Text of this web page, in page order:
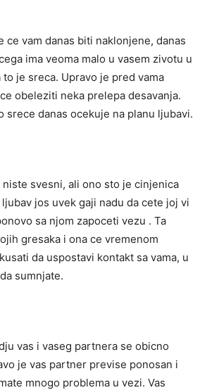
ce vam danas biti naklonjene, danas
ima veoma malo u vasem zivotu u
je sreca. Upravo je pred vama
obeleziti neka prelepa desavanja.
srece danas ocekuje na planu ljubavi.
svesni, ali ono sto je cinjenica
jos uvek gaji nadu da cete joj vi
sa njom zapoceti vezu . Ta
gresaka i ona ce vremenom
da uspostavi kontakt sa vama, u
sumnjate.
vas i vaseg partnera se obicno
je vas partner previse ponosan i
mnogo problema u vezi. Vas